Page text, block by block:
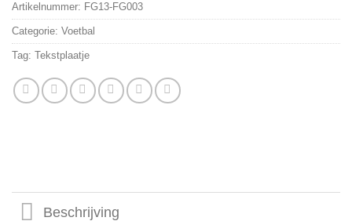
Artikelnummer: FG13-FG003
Categorie: Voetbal
Tag: Tekstplaatje
Beschrijving